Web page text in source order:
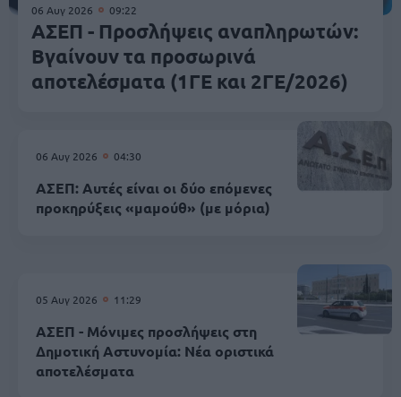
06 Αυγ 2026 09:22
ΑΣΕΠ - Προσλήψεις αναπληρωτών:
Βγαίνουν τα προσωρινά
αποτελέσματα (1ΓΕ και 2ΓΕ/2026)
06 Αυγ 2026 04:30
ΑΣΕΠ: Αυτές είναι οι δύο επόμενες
προκηρύξεις «μαμούθ» (με μόρια)
05 Αυγ 2026 11:29
ΑΣΕΠ - Μόνιμες προσλήψεις στη
Δημοτική Αστυνομία: Νέα οριστικά
αποτελέσματα